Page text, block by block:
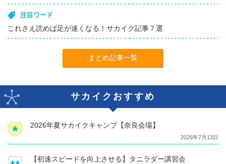
注目ワード
これさえ読めば足が速くなる！サカイク記事７選
まとめ記事一覧
サカイクおすすめ
2026年夏サカイクキャンプ【奈良会場】
2026年7月13日
【初速スピードを向上させる】タニラダー講習会